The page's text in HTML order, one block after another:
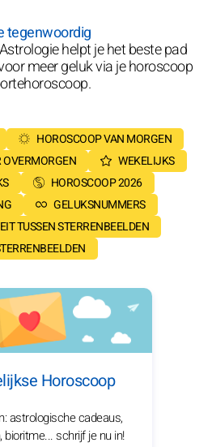
tegenwoordig
Astrologie helpt je het beste pad
meer geluk via je horoscoop
HOROSCOOP VAN MORGEN
OVERMORGEN
WEKELIJKS
HOROSCOOP 2026
GELUKSNUMMERS
TUSSEN STERRENBEELDEN
Horoscoop
astrologische cadeaus,
bioritme... schrijf je nu in!